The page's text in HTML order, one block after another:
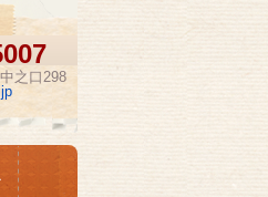
之口298